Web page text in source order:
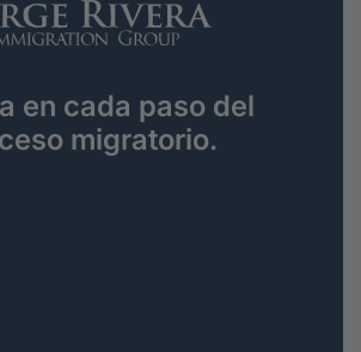
en cada paso del
migratorio.